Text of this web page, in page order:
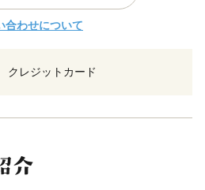
合わせについて
クレジットカード